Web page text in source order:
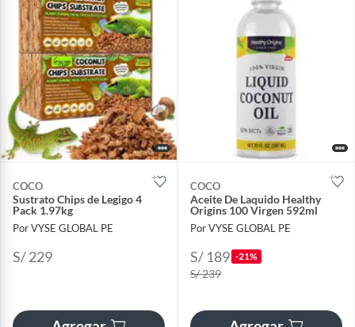
COCO
Sustrato Chips de Legigo 4
Pack 1.97kg
Por VYSE GLOBAL PE
S/ 229
COCO
Aceite De Laquido Healthy
Origins 100 Virgen 592ml
Por VYSE GLOBAL PE
S/ 189 -21%
S/ 239